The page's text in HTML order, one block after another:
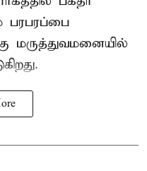
பரபரப்பை
மருத்துவமனையில்